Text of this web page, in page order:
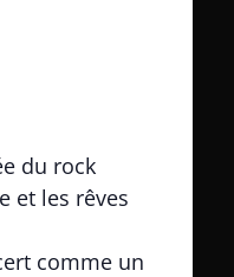
du rock
et les rêves
comme un